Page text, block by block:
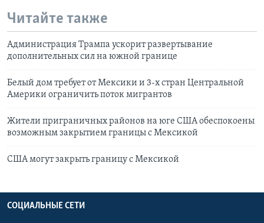
Читайте также
Администрация Трампа ускорит развертывание
дополнительных сил на южной границе
Белый дом требует от Мексики и 3-х стран Центральной
Америки ограничить поток мигрантов
Жители приграничных районов на юге США обеспокоены
возможным закрытием границы с Мексикой
США могут закрыть границу с Мексикой
СОЦИАЛЬНЫЕ СЕТИ